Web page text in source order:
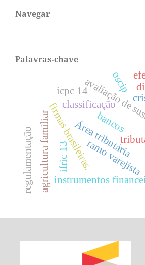
Navegar
Palavras-chave
classificação
Área tributária
firmas brasileiras.avaliação
agricultura familiar bancos
regulamentação instrumentos
oscip
ramo varejista
ifric 13
icpc 14